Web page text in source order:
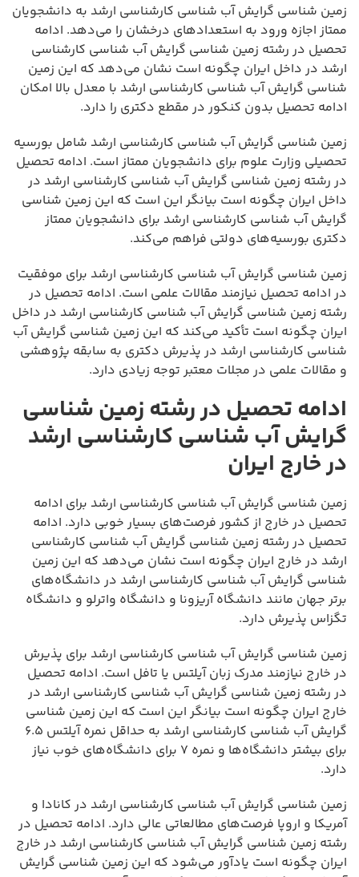
زمین شناسی گرایش آب شناسی کارشناسی ارشد به دانشجویان
ممتاز اجازه ورود به استعدادهای درخشان را می‌دهد. ادامه
تحصیل در رشته زمین شناسی گرایش آب شناسی کارشناسی
ارشد در داخل ایران چگونه است نشان می‌دهد که این زمین
شناسی گرایش آب شناسی کارشناسی ارشد با معدل بالا امکان
ادامه تحصیل بدون کنکور در مقطع دکتری را دارد.
زمین شناسی گرایش آب شناسی کارشناسی ارشد شامل بورسیه
تحصیلی وزارت علوم برای دانشجویان ممتاز است. ادامه تحصیل
در رشته زمین شناسی گرایش آب شناسی کارشناسی ارشد در
داخل ایران چگونه است بیانگر این است که این زمین شناسی
گرایش آب شناسی کارشناسی ارشد برای دانشجویان ممتاز
دکتری بورسیه‌های دولتی فراهم می‌کند.
زمین شناسی گرایش آب شناسی کارشناسی ارشد برای موفقیت
در ادامه تحصیل نیازمند مقالات علمی است. ادامه تحصیل در
رشته زمین شناسی گرایش آب شناسی کارشناسی ارشد در داخل
ایران چگونه است تأکید می‌کند که این زمین شناسی گرایش آب
شناسی کارشناسی ارشد در پذیرش دکتری به سابقه پژوهشی
و مقالات علمی در مجلات معتبر توجه زیادی دارد.
ادامه تحصیل در رشته زمین شناسی
گرایش آب شناسی کارشناسی ارشد
در خارج ایران
زمین شناسی گرایش آب شناسی کارشناسی ارشد برای ادامه
تحصیل در خارج از کشور فرصت‌های بسیار خوبی دارد. ادامه
تحصیل در رشته زمین شناسی گرایش آب شناسی کارشناسی
ارشد در خارج ایران چگونه است نشان می‌دهد که این زمین
شناسی گرایش آب شناسی کارشناسی ارشد در دانشگاه‌های
برتر جهان مانند دانشگاه آریزونا و دانشگاه واترلو و دانشگاه
تگزاس پذیرش دارد.
زمین شناسی گرایش آب شناسی کارشناسی ارشد برای پذیرش
در خارج نیازمند مدرک زبان آیلتس یا تافل است. ادامه تحصیل
در رشته زمین شناسی گرایش آب شناسی کارشناسی ارشد در
خارج ایران چگونه است بیانگر این است که این زمین شناسی
گرایش آب شناسی کارشناسی ارشد به حداقل نمره آیلتس ۶.۵
برای بیشتر دانشگاه‌ها و نمره ۷ برای دانشگاه‌های خوب نیاز
دارد.
زمین شناسی گرایش آب شناسی کارشناسی ارشد در کانادا و
آمریکا و اروپا فرصت‌های مطالعاتی عالی دارد. ادامه تحصیل در
رشته زمین شناسی گرایش آب شناسی کارشناسی ارشد در خارج
ایران چگونه است یادآور می‌شود که این زمین شناسی گرایش